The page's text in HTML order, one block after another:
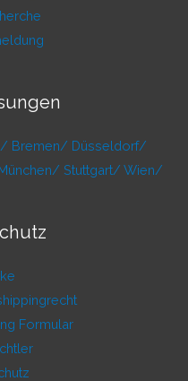
Bremen/ Düsseldorf/
Stuttgart/ Wien/
Formular